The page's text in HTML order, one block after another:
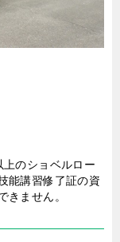
のショベルロー
能講習修了証の資
きません。